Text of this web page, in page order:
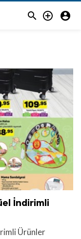
  
İndirimli
Ürünler